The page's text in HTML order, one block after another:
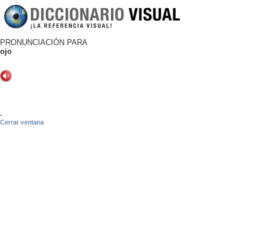
PRONUNCIACIÓN PARA
ojo
-
Cerrar ventana